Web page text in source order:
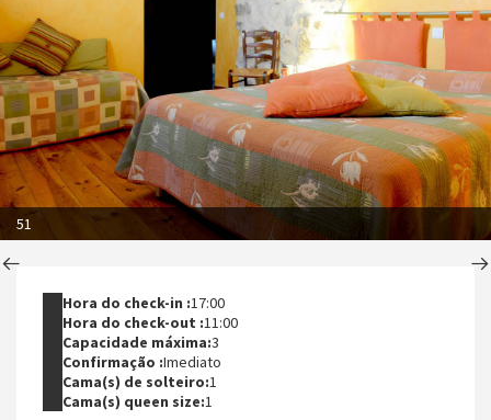
51
Hora do check-in :17:00
Hora do check-out :11:00
Capacidade máxima:3
Confirmação :Imediato
Cama(s) de solteiro:1
Cama(s) queen size:1